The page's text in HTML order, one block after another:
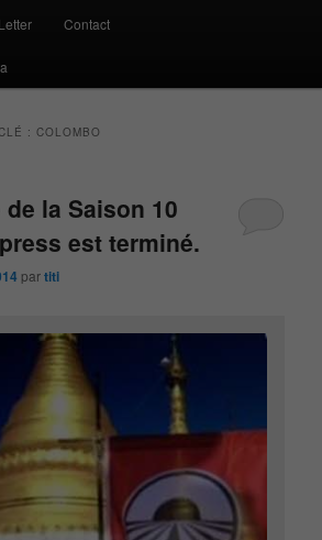
Contact
CLÉ :COLOMBO
la Saison 10
est terminé.
partiti